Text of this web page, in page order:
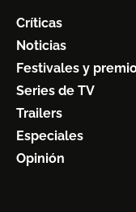
Críticas
Noticias
Festivales y
Series de TV
Trailers
Especiales
Opinión